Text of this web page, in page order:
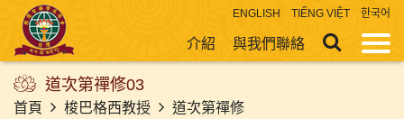
ENGLISH TIẾNG VIỆT 한국어
介紹 與我們聯絡
道次第禪修03
首頁 梭巴格西教授 道次第禪修